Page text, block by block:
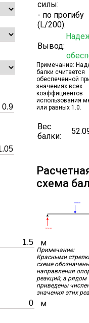
м
м
силы:
- по прогибу
(L/200):
Вывод:
Примечание:
балки считается
обеспеченной
значениях всех
коэффициентов
использования
или равных 1.0.
Вес
балки:
схема
2000.00
1024.88
Примечание:
Красными
схеме
направления
реакций, а рядом
приведены
значения этих